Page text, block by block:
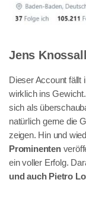
Jens
Dieser Account fällt
wirklich ins
sich als
natürlich gerne die
zeigen. Hin und
Prominenten
ein voller Erfolg.
und auch Pietro